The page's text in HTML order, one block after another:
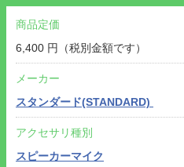
商品定価
6,400 円（税別金額です）
メーカー
スタンダード(STANDARD)
アクセサリ種別
スピーカーマイク